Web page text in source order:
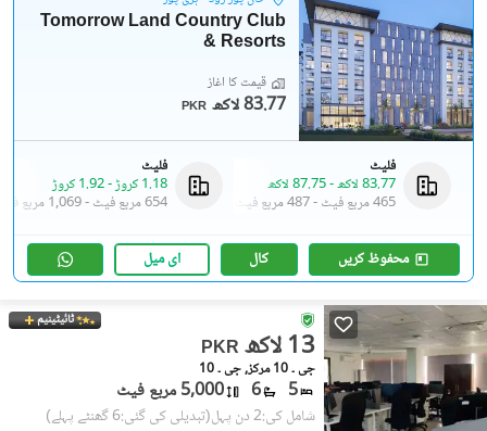
Tomorrow Land Country Club
& Resorts
قیمت کا آغاز
PKR 83.77 لاکھ
فلیٹ
83.77 لاکھ
-87.75 لاکھ
465 مربع فیٹ
-487 مربع فیٹ
فلیٹ
1.18 کروڑ
-1.92 کروڑ
654 مربع فیٹ
-1,069 مربع فیٹ
محفوظ کریں کال ای میل
ٹائیٹینیم
PKR 13 لاکھ
جی ۔ 10 مرکز, جی ۔ 10
5
6 5,000 مربع فیٹ
شامل کی:2 دن پہل (تبدیلی کی گئی:6 گھنٹے پہلے)